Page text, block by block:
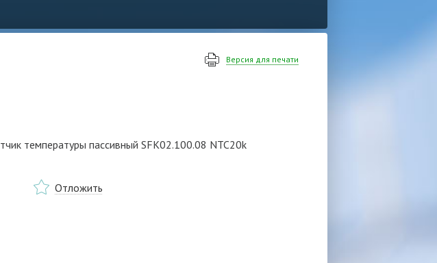
Версия для печати
температуры пассивный SFK02.100.08 NTC20k
Отложить